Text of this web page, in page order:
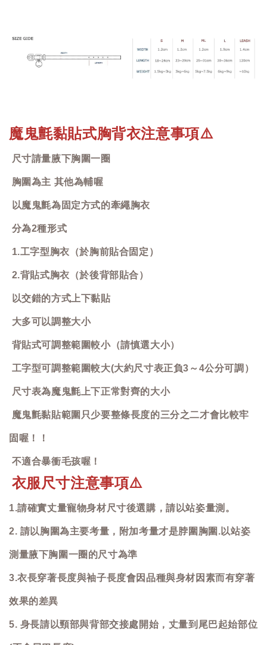
魔鬼氈黏貼式胸背衣注意事項⚠️
尺寸請量腋下胸圍一圈
胸圍為主 其他為輔喔
以魔鬼氈為固定方式的牽繩胸衣
分為2種形式
1.工字型胸衣（於胸前貼合固定）
2.背貼式胸衣（於後背部貼合）
以交錯的方式上下黏貼
大多可以調整大小
背貼式可調整範圍較小（請慎選大小）
工字型可調整範圍較大(大約尺寸表正負3～4公分可調）
尺寸表為魔鬼氈上下正常對齊的大小
魔鬼氈黏貼範圍只少要整條長度的三分之二才會比較牢
固喔！！
不適合暴衝毛孩喔！
衣服尺寸注意事項⚠️
1.請確實丈量寵物身材尺寸後選購，請以站姿量測。
2. 請以胸圍為主要考量，附加考量才是脖圍胸圍.以站姿
測量腋下胸圍一圈的尺寸為準
3.衣長穿著長度與袖子長度會因品種與身材因素而有穿著
效果的差異
5. 身長請以頸部與背部交接處開始，丈量到尾巴起始部位